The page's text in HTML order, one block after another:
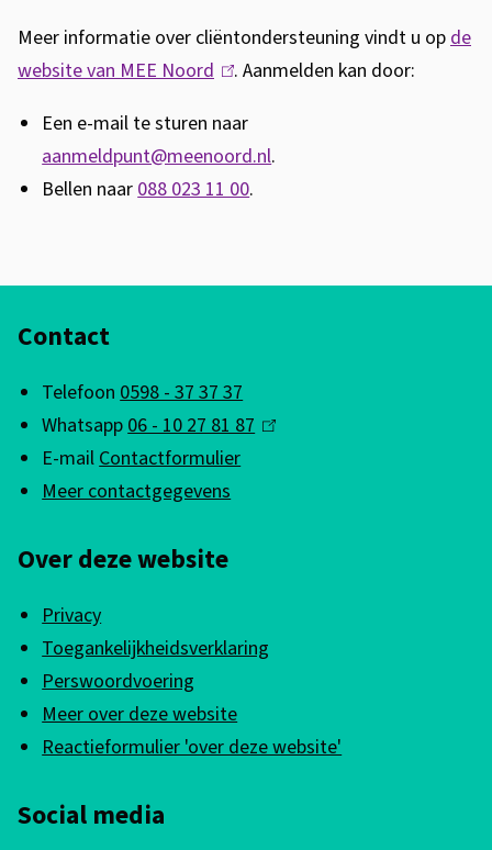
Meer informatie over cliëntondersteuning vindt u opde
website van MEE Noord
i
n
k
e
r
n
)
. Aanmelden kan door:
Een e-mail te sturen naar
aanmeldpunt@meenoord.nl.
Bellen naar088 023 11 00.
m
m
Contact
Telefoon0598 - 37 37 37
Whatsapp06 - 10 27 81 87(
e
e
E-mailContactformulier
Meer contactgegevens
Over deze website
Privacy
Toegankelijkheidsverklaring
Perswoordvoering
Meer over deze website
Reactieformulier 'over deze website'
Social media